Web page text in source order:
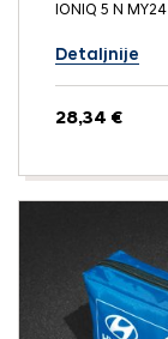
IONIQ 5 N MY24
Detaljnije
28,34 €